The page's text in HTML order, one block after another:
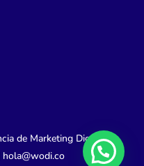
de Marketing Digital |